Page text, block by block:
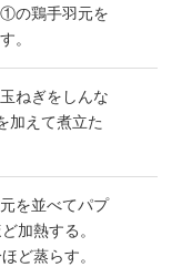
の鶏手羽元を
。
ねぎをしんな
加えて煮立た
を並べてパプ
加熱する。
ど蒸らす。